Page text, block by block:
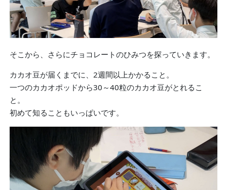
そこから、さらにチョコレートのひみつを探っていきます。
カカオ豆が届くまでに、2週間以上かかること。
一つのカカオポッドから30～40粒のカカオ豆がとれるこ
と。
初めて知ることもいっぱいです。